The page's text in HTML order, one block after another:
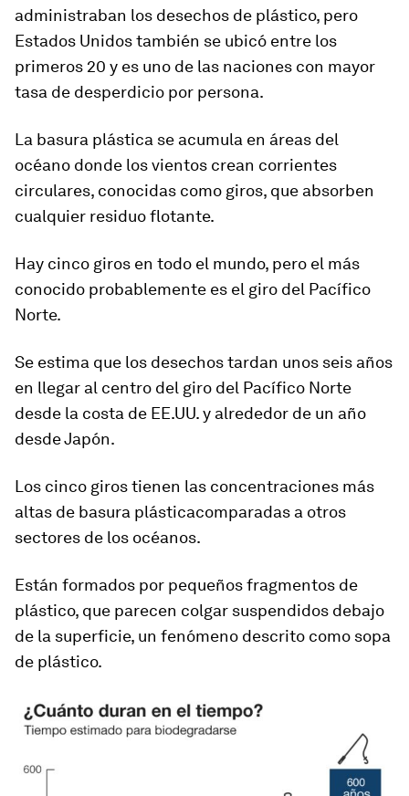
administraban los desechos de plástico, pero
Estados Unidos también se ubicó entre los
primeros 20 y es uno de las naciones con mayor
tasa de desperdicio por persona.
La basura plástica se acumula en áreas del
océano donde los vientos crean corrientes
circulares, conocidas como giros, que absorben
cualquier residuo flotante.
Hay cinco giros en todo el mundo, pero el más
conocido probablemente es el giro del Pacífico
Norte.
Se estima que los desechos tardan unos seis años
en llegar al centro del giro del Pacífico Norte
desde la costa de EE.UU. y alrededor de un año
desde Japón.
Los cinco giros tienen las concentraciones más
altas de basura plásticacomparadas a otros
sectores de los océanos.
Están formados por pequeños fragmentos de
plástico, que parecen colgar suspendidos debajo
de la superficie, un fenómeno descrito como sopa
de plástico.